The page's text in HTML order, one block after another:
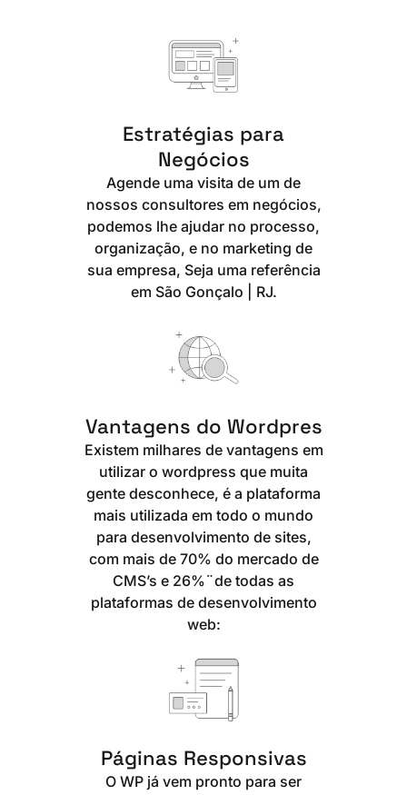
Estratégias para
Negócios
Agende uma visita de um de
nossos consultores em negócios,
podemos lhe ajudar no processo,
organização, e no marketing de
sua empresa, Seja uma referência
em São Gonçalo | RJ.
Vantagens do Wordpres
Existem milhares de vantagens em
utilizar o wordpress que muita
gente desconhece, é a plataforma
mais utilizada em todo o mundo
para desenvolvimento de sites,
com mais de 70% do mercado de
CMS’s e 26%¨de todas as
plataformas de desenvolvimento
web:
Páginas Responsivas
O WP já vem pronto para ser